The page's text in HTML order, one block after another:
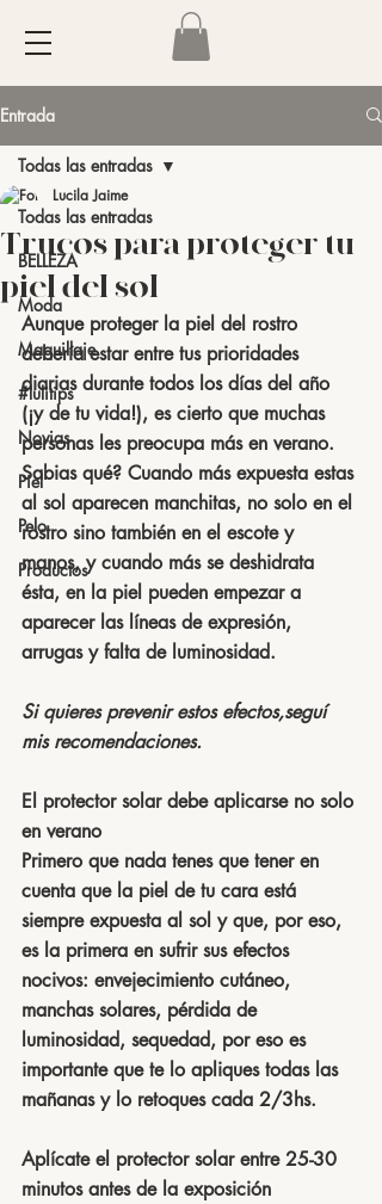
Entrada
Todas las entradas
BELLEZA
Moda
Maquillaje
#lulitips
Novias
Piel
Pelo
Productos
Todas las entradas
Trucos para proteger tu
piel del sol
Lucila Jaime
Aunque proteger la piel del rostro
debería estar entre tus prioridades
diarias durante todos los días del año
(¡y de tu vida!), es cierto que muchas
personas les preocupa más en verano.
Sabias qué? Cuando más expuesta estas
al sol aparecen manchitas, no solo en el
rostro sino también en el escote y
manos, y cuando más se deshidrata
ésta, en la piel pueden empezar a
aparecer las líneas de expresión,
arrugas y falta de luminosidad.
Si quieres prevenir estos efectos,seguí
mis recomendaciones.
El protector solar debe aplicarse no solo
en verano
Primero que nada tenes que tener en
cuenta que la piel de tu cara está
siempre expuesta al sol y que, por eso,
es la primera en sufrir sus efectos
nocivos: envejecimiento cutáneo,
manchas solares, pérdida de
luminosidad, sequedad, por eso es
importante que te lo apliques todas las
mañanas y lo retoques cada 2/3hs.
Aplícate el protector solar entre 25-30
minutos antes de la exposición